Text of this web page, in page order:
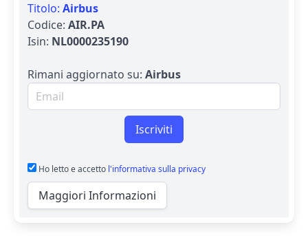
Titolo: Airbus
Codice: AIR.PA
Isin: NL0000235190
Rimani aggiornato su: Airbus
Email per newsletter
Iscriviti
Ho letto e accetto l'informativa sulla privacy
Maggiori Informazioni